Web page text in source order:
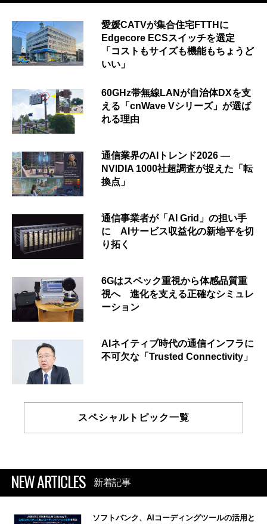
愛媛CATVが集合住宅FTTHに
Edgecore ECSスイッチを選定
「コストもサイズも機能もちょうど
いい」
60GHz帯無線LANが自治体DXを支
える「cnWave Vシリーズ」が選ば
れる理由
通信業界のAIトレンド2026 ―
NVIDIA 1000社超調査が捉えた「転
換点」
通信事業者が「AI Grid」の担い手
に AIサービス収益化の新地平を切
り拓く
6Gはスペック重視から体感品質重
視へ 進化を支える正確なシミュレ
ーション
AIネイティブ時代の通信インフラに
不可欠な「Trusted Connectivity」
スペシャルトピック一覧
NEW ARTICLES 新着記事
ソフトバンク、AIコーディングツールの活用と